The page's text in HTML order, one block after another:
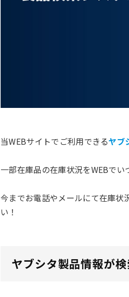
当WEBサイトでご利用できるヤブ
一部在庫品の在庫状況をWEBでい
今までお電話やメールにて在庫状
い！
ヤブシタ製品情報が